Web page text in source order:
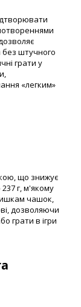
без штучного
грати у
«легким»
що знижує
г, м'якому
чашок,
дозволяючи
грати в ігри